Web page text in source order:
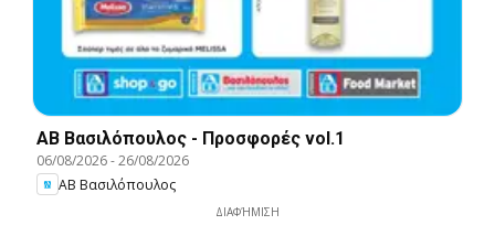
ΑΒ Βασιλόπουλος - Προσφορές vol.1
06/08/2026-26/08/2026
ΑΒ Βασιλόπουλος
ΔΙΑΦΉΜΙΣΗ